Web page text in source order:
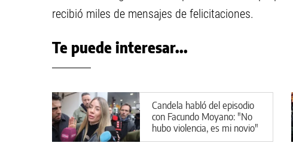
recibió miles de mensajes de felicitaciones.
Te puede interesar...
Candela habló del episodio
con Facundo Moyano: "No
hubo violencia, es mi novio"